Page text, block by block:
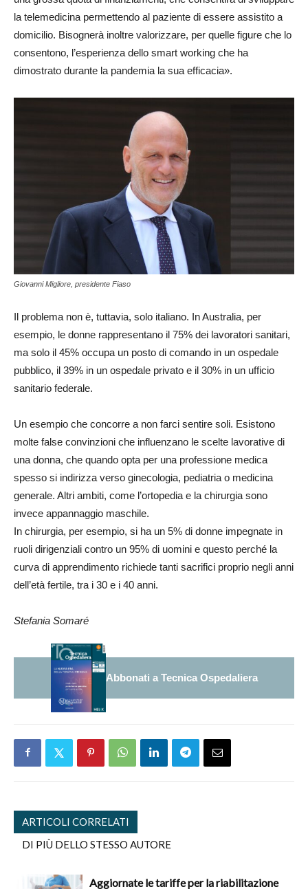
la telemedicina permettendo al paziente di essere assistito a
domicilio. Bisognerà inoltre valorizzare, per quelle figure che lo
consentono, l’esperienza dello smart working che ha
dimostrato durante la pandemia la sua efficacia».
Giovanni Migliore, presidente Fiaso
Il problema non è, tuttavia, solo italiano. In Australia, per
esempio, le donne rappresentano il 75% dei lavoratori sanitari,
ma solo il 45% occupa un posto di comando in un ospedale
pubblico, il 39% in un ospedale privato e il 30% in un ufficio
sanitario federale.
Un esempio che concorre a non farci sentire soli. Esistono
molte false convinzioni che influenzano le scelte lavorative di
una donna, che quando opta per una professione medica
spesso si indirizza verso ginecologia, pediatria o medicina
generale. Altri ambiti, come l’ortopedia e la chirurgia sono
invece appannaggio maschile.
In chirurgia, per esempio, si ha un 5% di donne impegnate in
ruoli dirigenziali contro un 95% di uomini e questo perché la
curva di apprendimento richiede tanti sacrifici proprio negli anni
dell’età fertile, tra i 30 e i 40 anni.
Stefania Somaré
Abbonati a Tecnica Ospedaliera
ARTICOLI CORRELATI
DI PIÙ DELLO STESSO AUTORE
Aggiornate le tariffe per la riabilitazione